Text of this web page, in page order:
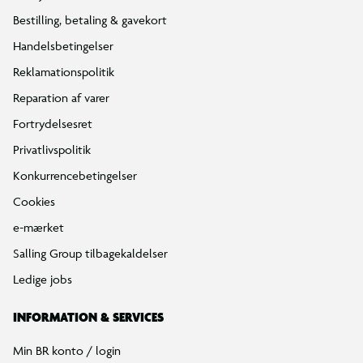
Bestilling, betaling & gavekort
Handelsbetingelser
Reklamationspolitik
Reparation af varer
Fortrydelsesret
Privatlivspolitik
Konkurrencebetingelser
Cookies
e-mærket
Salling Group tilbagekaldelser
Ledige jobs
INFORMATION & SERVICES
Min BR konto / login